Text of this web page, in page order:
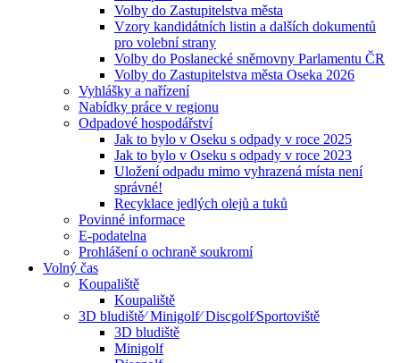
Volby do Zastupitelstva města
Vzory kandidátních listin a dalších dokumentů
pro volební strany
Volby do Poslanecké sněmovny Parlamentu ČR
Volby do Zastupitelstva města Oseka 2026
Vyhlášky a nařízení
Nabídky práce v regionu
Odpadové hospodářství
Jak to bylo v Oseku s odpady v roce 2025
Jak to bylo v Oseku s odpady v roce 2023
Uložení odpadu mimo vyhrazená místa není
správné!
Recyklace jedlých olejů a tuků
Povinné informace
E-podatelna
Prohlášení o ochraně soukromí
Volný čas
Koupaliště
Koupaliště
3D bludiště⁄ Minigolf⁄ Discgolf⁄Sportoviště
3D bludiště
Minigolf